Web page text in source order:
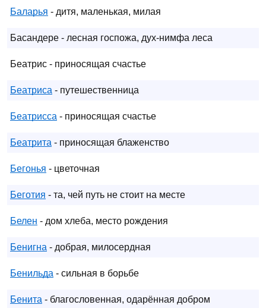
Баларья - дитя, маленькая, милая
Басандере - лесная госпожа, дух-нимфа леса
Беатрис - приносящая счастье
Беатриса - путешественница
Беатрисса - приносящая счастье
Беатрита - приносящая блаженство
Бегонья - цветочная
Беготия - та, чей путь не стоит на месте
Белен - дом хлеба, место рождения
Бенигна - добрая, милосердная
Бенильда - сильная в борьбе
Бенита - благословенная, одарённая добром